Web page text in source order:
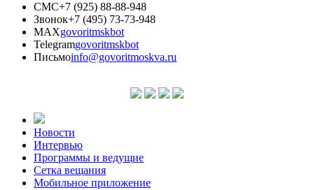
СМС+7 (925) 88-88-948
Звонок+7 (495) 73-73-948
MAXgovoritmskbot
Telegramgovoritmskbot
Письмоinfo@govoritmoskva.ru
Новости
Интервью
Программы и ведущие
Сетка вещания
Мобильное приложение